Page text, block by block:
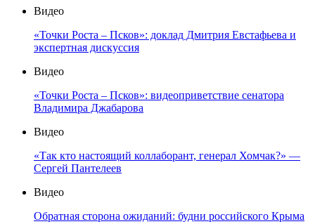
Видео
«Точки Роста – Псков»: доклад Дмитрия Евстафьева и
экспертная дискуссия
Видео
«Точки Роста – Псков»: видеоприветствие сенатора
Владимира Джабарова
Видео
«Так кто настоящий коллаборант, генерал Хомчак?» —
Сергей Пантелеев
Видео
Обратная сторона ожиданий: будни российского Крыма